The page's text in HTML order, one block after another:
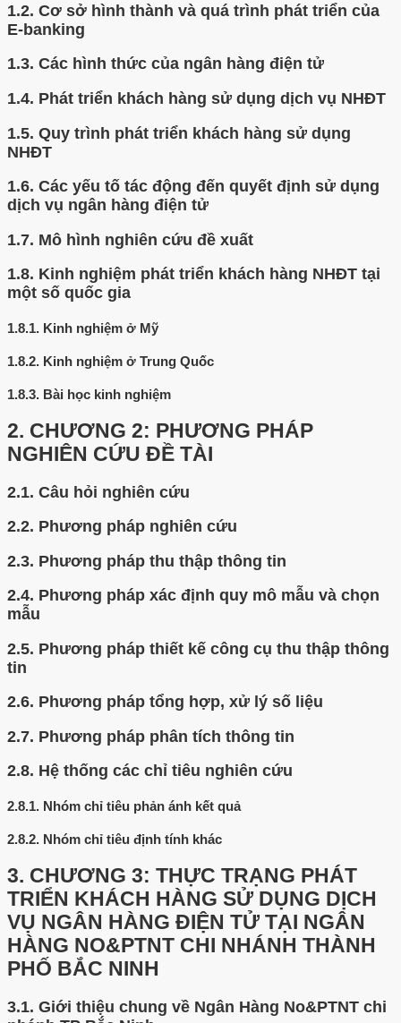
1.2. Cơ sở hình thành và quá trình phát triển của
E-banking
1.3. Các hình thức của ngân hàng điện tử
1.4. Phát triển khách hàng sử dụng dịch vụ NHĐT
1.5. Quy trình phát triển khách hàng sử dụng
NHĐT
1.6. Các yếu tố tác động đến quyết định sử dụng
dịch vụ ngân hàng điện tử
1.7. Mô hình nghiên cứu đề xuất
1.8. Kinh nghiệm phát triển khách hàng NHĐT tại
một số quốc gia
1.8.1. Kinh nghiệm ở Mỹ
1.8.2. Kinh nghiệm ở Trung Quốc
1.8.3. Bài học kinh nghiệm
2. CHƯƠNG 2: PHƯƠNG PHÁP
NGHIÊN CỨU ĐỀ TÀI
2.1. Câu hỏi nghiên cứu
2.2. Phương pháp nghiên cứu
2.3. Phương pháp thu thập thông tin
2.4. Phương pháp xác định quy mô mẫu và chọn
mẫu
2.5. Phương pháp thiết kế công cụ thu thập thông
tin
2.6. Phương pháp tổng hợp, xử lý số liệu
2.7. Phương pháp phân tích thông tin
2.8. Hệ thống các chỉ tiêu nghiên cứu
2.8.1. Nhóm chỉ tiêu phản ánh kết quả
2.8.2. Nhóm chỉ tiêu định tính khác
3. CHƯƠNG 3: THỰC TRẠNG PHÁT
TRIỂN KHÁCH HÀNG SỬ DỤNG DỊCH
VỤ NGÂN HÀNG ĐIỆN TỬ TẠI NGÂN
HÀNG NO&PTNT CHI NHÁNH THÀNH
PHỐ BẮC NINH
3.1. Giới thiệu chung về Ngân Hàng No&PTNT chi